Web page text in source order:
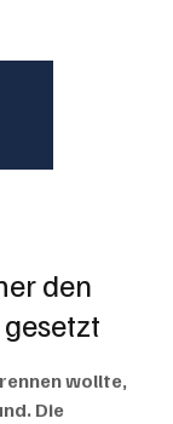
den
wollte,
Die